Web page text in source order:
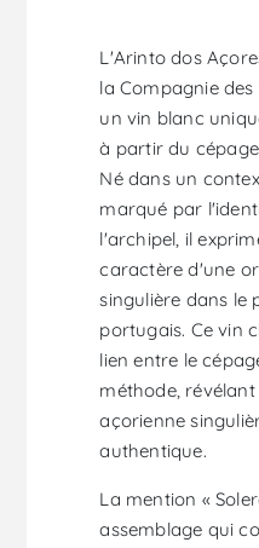
L'Arinto dos
la Compagnie des
un vin blanc
à partir du
Né dans un
marqué par
l'archipel, il
caractère d'une
singulière dans le
portugais. Ce vin
lien entre le
méthode,
açorienne
authentique.
La mention «
assemblage qui